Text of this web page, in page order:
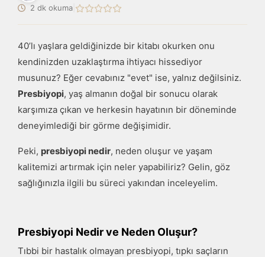
2 dk okuma
40’lı yaşlara geldiğinizde bir kitabı okurken onu
kendinizden uzaklaştırma ihtiyacı hissediyor
musunuz? Eğer cevabınız "evet" ise, yalnız değilsiniz.
Presbiyopi, yaş almanın doğal bir sonucu olarak
karşımıza çıkan ve herkesin hayatının bir döneminde
deneyimlediği bir görme değişimidir.
Peki, presbiyopi nedir, neden oluşur ve yaşam
kalitemizi artırmak için neler yapabiliriz? Gelin, göz
sağlığınızla ilgili bu süreci yakından inceleyelim.
Presbiyopi Nedir ve Neden Oluşur?
Tıbbi bir hastalık olmayan presbiyopi, tıpkı saçların